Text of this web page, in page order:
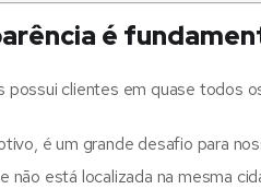
é
possui clientes em quase todos
é um grande desafio para
não está localizada na mesma